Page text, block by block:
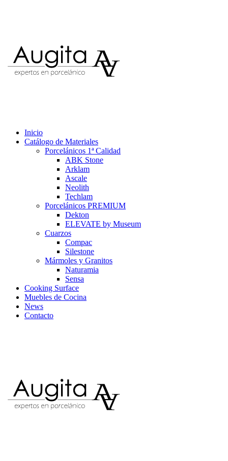
Inicio
Catálogo de Materiales
Porcelánicos 1ª Calidad
ABK Stone
Arklam
Ascale
Neolith
Techlam
Porcelánicos PREMIUM
Dekton
ELEVATE by Museum
Cuarzos
Compac
Silestone
Mármoles y Granitos
Naturamia
Sensa
Cooking Surface
Muebles de Cocina
News
Contacto